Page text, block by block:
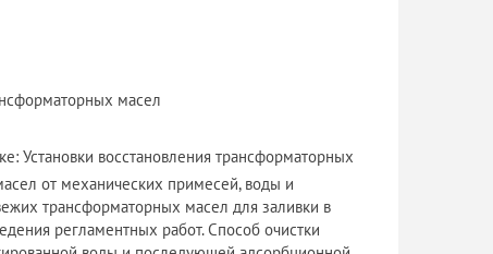
масел
Установки восстановления трансформаторных
от механических примесей, воды и
трансформаторных масел для заливки в
регламентных работ. Способ очистки